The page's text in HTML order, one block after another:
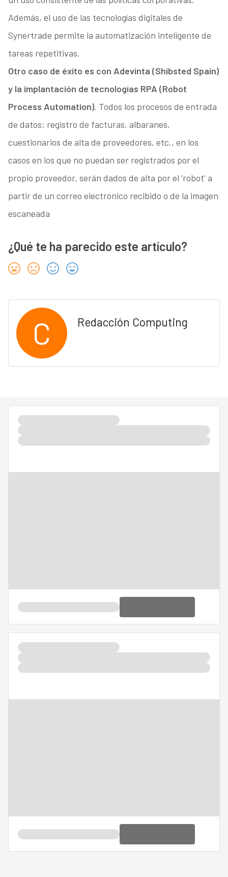
Además, el uso de las tecnologías digitales de
Synertrade permite la automatización inteligente de
tareas repetitivas.
Otro caso de éxito es con Adevinta (Shibsted Spain)
y la implantación de tecnologías RPA (Robot
Process Automation). Todos los procesos de entrada
de datos; registro de facturas, albaranes,
cuestionarios de alta de proveedores, etc., en los
casos en los que no puedan ser registrados por el
propio proveedor, serán dados de alta por el ‘robot’ a
partir de un correo electrónico recibido o de la imagen
escaneada
¿Qué te ha parecido este artículo?
C Redacción Computing